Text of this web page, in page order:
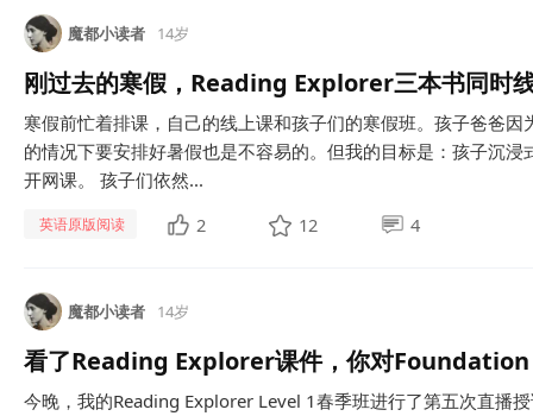
魔都小读者 14岁
刚过去的寒假，Reading Explorer三本书同时
寒假前忙着排课，自己的线上课和孩子们的寒假班。孩子爸爸
的情况下要安排好暑假也是不容易的。但我的目标是：孩子沉
开网课。 孩子们依然...
英语原版阅读 2 12 4
魔都小读者 14岁
看了Reading Explorer课件，你对Foundation
今晚，我的Reading Explorer Level 1春季班进行了第五次直播